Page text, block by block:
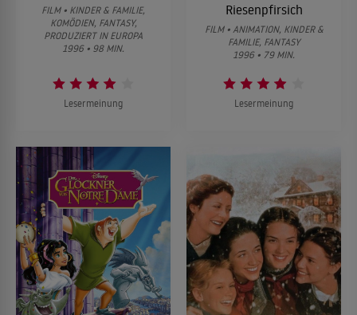
FILM • KINDER & FAMILIE,
KOMÖDIEN, FANTASY,
PRODUZIERT IN EUROPA
1996 • 98 MIN.
Lesermeinung
Riesenpfirsich
FILM • ANIMATION, KINDER &
FAMILIE, FANTASY
1996 • 79 MIN.
Lesermeinung